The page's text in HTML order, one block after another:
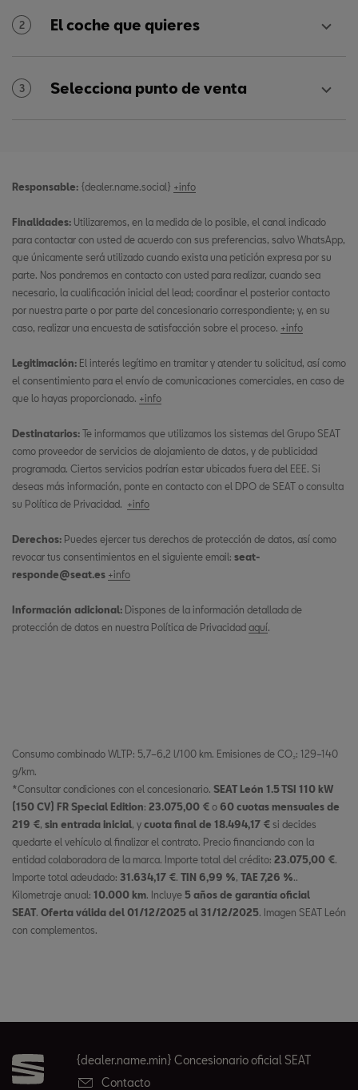
2 El coche que quieres
3 Selecciona punto de venta
Responsable: {dealer.name.social} +info
Finalidades: Utilizaremos, en la medida de lo posible, el canal indicado
para contactar con usted de acuerdo con sus preferencias, salvo WhatsApp,
que únicamente será utilizado cuando exista una petición expresa por su
parte. Nos pondremos en contacto con usted para realizar, cuando sea
necesario, la cualificación inicial del lead; coordinar el posterior contacto
por nuestra parte o por parte del concesionario correspondiente; y, en su
caso, realizar una encuesta de satisfacción sobre el proceso. +info
Legitimación: El interés legítimo en tramitar y atender tu solicitud, así como
el consentimiento para el envío de comunicaciones comerciales, en caso de
que lo hayas proporcionado. +info
Destinatarios: Te informamos que utilizamos los sistemas del Grupo SEAT
como proveedor de servicios de alojamiento de datos, y de publicidad
programada. Ciertos servicios podrían estar ubicados fuera del EEE. Si
deseas más información, ponte en contacto con el DPO de SEAT o consulta
su Política de Privacidad. +info
Derechos: Puedes ejercer tus derechos de protección de datos, así como
revocar tus consentimientos en el siguiente email: seat-
responde@seat.es +info
Información adicional: Dispones de la información detallada de
protección de datos en nuestra Política de Privacidad aquí.
Consumo combinado WLTP: 5,7–6,2 l/100 km. Emisiones de CO₂: 129–140
g/km.
*Consultar condiciones con el concesionario. SEAT León 1.5 TSI 110 kW
(150 CV) FR Special Edition: 23.075,00 € o 60 cuotas mensuales de
219 €, sin entrada inicial, y cuota final de 18.494,17 € si decides
quedarte el vehículo al finalizar el contrato. Precio financiando con la
entidad colaboradora de la marca. Importe total del crédito: 23.075,00 €.
Importe total adeudado: 31.634,17 €. TIN 6,99 %, TAE 7,26 %..
Kilometraje anual: 10.000 km. Incluye 5 años de garantía oficial
SEAT. Oferta válida del 01/12/2025 al 31/12/2025. Imagen SEAT León
con complementos.
{dealer.name.min} Concesionario oficial SEAT
Contacto